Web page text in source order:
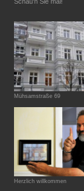
Mühsamstraße 69
Herzlich willkommen